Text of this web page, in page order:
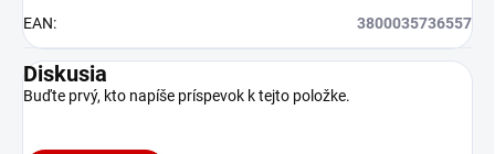
EAN: 3800035736557
Diskusia
Buďte prvý, kto napíše príspevok k tejto položke.